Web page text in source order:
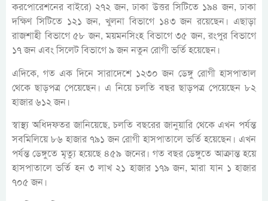
করপোরেশনের বাইরে) ২৭২ জন, ঢাকা উত্তর সিটিতে ১৯৪ জন, ঢাকা
দক্ষিণ সিটিতে ১২১ জন, খুলনা বিভাগে ১৪৩ জন রয়েছেন। এছাড়া
রাজশাহী বিভাগে ৫৮ জন, ময়মনসিংহ বিভাগে ৩৫ জন, রংপুর বিভাগে
১৭ জন এবং সিলেট বিভাগে ৯ জন নতুন রোগী ভর্তি হয়েছেন।
এদিকে, গত এক দিনে সারাদেশে ১২৩০ জন ডেঙ্গু রোগী হাসপাতাল
থেকে ছাড়পত্র পেয়েছেন। এ নিয়ে চলতি বছর ছাড়পত্র পেয়েছেন ৮২
হাজার ৬১২ জন।
স্বাস্থ্য অধিদফতর জানিয়েছে, চলতি বছরের জানুয়ারি থেকে এখন পর্যন্ত
সবমিলিয়ে ৮৬ হাজার ৭৯১ জন রোগী হাসপাতালে ভর্তি হয়েছেন। এখন
পর্যন্ত ডেঙ্গুতে মৃত্যু হয়েছে ৪৫৯ জনের। গত বছর ডেঙ্গুতে আক্রান্ত হয়ে
হাসপাতালে ভর্তি হন ৩ লাখ ২১ হাজার ১৭৯ জন, মারা যান ১ হাজার
৭০৫ জন।